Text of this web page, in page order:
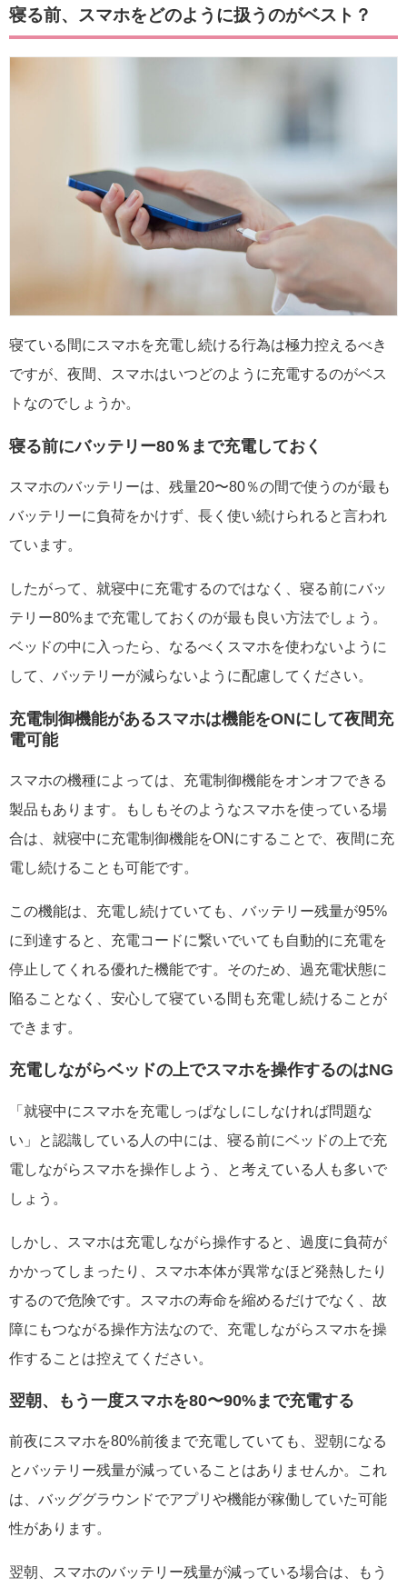
寝る前、スマホをどのように扱うのがベスト？
寝ている間にスマホを充電し続ける行為は極力控えるべき
ですが、夜間、スマホはいつどのように充電するのがベス
トなのでしょうか。
寝る前にバッテリー80％まで充電しておく
スマホのバッテリーは、残量20〜80％の間で使うのが最も
バッテリーに負荷をかけず、長く使い続けられると言われ
ています。
したがって、就寝中に充電するのではなく、寝る前にバッ
テリー80%まで充電しておくのが最も良い方法でしょう。
ベッドの中に入ったら、なるべくスマホを使わないように
して、バッテリーが減らないように配慮してください。
充電制御機能があるスマホは機能をONにして夜間充
電可能
スマホの機種によっては、充電制御機能をオンオフできる
製品もあります。もしもそのようなスマホを使っている場
合は、就寝中に充電制御機能をONにすることで、夜間に充
電し続けることも可能です。
この機能は、充電し続けていても、バッテリー残量が95%
に到達すると、充電コードに繋いでいても自動的に充電を
停止してくれる優れた機能です。そのため、過充電状態に
陥ることなく、安心して寝ている間も充電し続けることが
できます。
充電しながらベッドの上でスマホを操作するのはNG
「就寝中にスマホを充電しっぱなしにしなければ問題な
い」と認識している人の中には、寝る前にベッドの上で充
電しながらスマホを操作しよう、と考えている人も多いで
しょう。
しかし、スマホは充電しながら操作すると、過度に負荷が
かかってしまったり、スマホ本体が異常なほど発熱したり
するので危険です。スマホの寿命を縮めるだけでなく、故
障にもつながる操作方法なので、充電しながらスマホを操
作することは控えてください。
翌朝、もう一度スマホを80〜90%まで充電する
前夜にスマホを80%前後まで充電していても、翌朝になる
とバッテリー残量が減っていることはありませんか。これ
は、バッググラウンドでアプリや機能が稼働していた可能
性があります。
翌朝、スマホのバッテリー残量が減っている場合は、もう